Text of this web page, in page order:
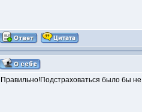
Правильно!Подстраховаться было бы